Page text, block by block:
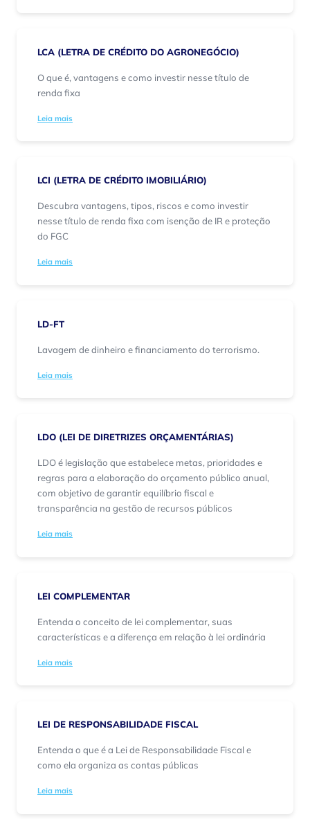
LCA (LETRA DE CRÉDITO DO AGRONEGÓCIO)
O que é, vantagens e como investir nesse título de
renda fixa
Leia mais
LCI (LETRA DE CRÉDITO IMOBILIÁRIO)
Descubra vantagens, tipos, riscos e como investir
nesse título de renda fixa com isenção de IR e proteção
do FGC
Leia mais
LD-FT
Lavagem de dinheiro e financiamento do terrorismo.
Leia mais
LDO (LEI DE DIRETRIZES ORÇAMENTÁRIAS)
LDO é legislação que estabelece metas, prioridades e
regras para a elaboração do orçamento público anual,
com objetivo de garantir equilíbrio fiscal e
transparência na gestão de recursos públicos
Leia mais
LEI COMPLEMENTAR
Entenda o conceito de lei complementar, suas
características e a diferença em relação à lei ordinária
Leia mais
LEI DE RESPONSABILIDADE FISCAL
Entenda o que é a Lei de Responsabilidade Fiscal e
como ela organiza as contas públicas
Leia mais